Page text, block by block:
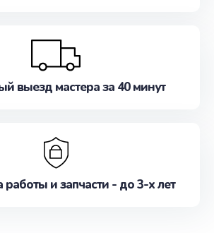
выезд мастера за 40 минут
работы и запчасти - до 3-х лет